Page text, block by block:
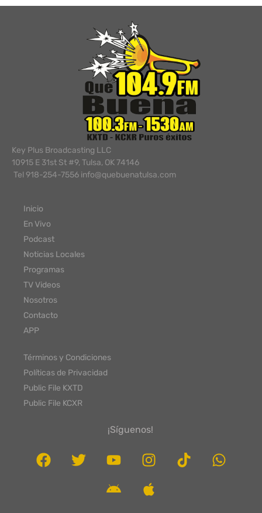
Key Plus Broadcasting LLC
10915 E 31st St #9, Tulsa, OK 74146
Tel 918-254-7556 info@quebuenatulsa.com
Inicio
En Vivo
Podcast
Noticias Locales
Programas
TV Videos
Nosotros
Contacto
APP
Términos y Condiciones
Políticas de Privacidad
Public File KXTD
Public File KCXR
¡Síguenos!